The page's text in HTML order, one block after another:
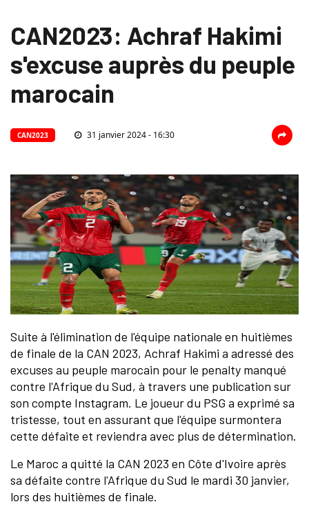
CAN2023: Achraf Hakimi
s'excuse auprès du peuple
marocain
CAN2023 31 janvier 2024 - 16:30
Suite à l'élimination de l'équipe nationale en huitièmes
de finale de la CAN 2023, Achraf Hakimi a adressé des
excuses au peuple marocain pour le penalty manqué
contre l'Afrique du Sud, à travers une publication sur
son compte Instagram. Le joueur du PSG a exprimé sa
tristesse, tout en assurant que l'équipe surmontera
cette défaite et reviendra avec plus de détermination.
Le Maroc a quitté la CAN 2023 en Côte d'Ivoire après
sa défaite contre l'Afrique du Sud le mardi 30 janvier,
lors des huitièmes de finale.